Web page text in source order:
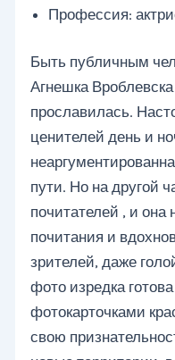
Профессия:
Быть публичным
Агнешка
прославилась.
ценителей день и
пути. Но на другой
почитателей , и она
почитания и
зрителей, даже
фото изредка
фотокарточками
свою